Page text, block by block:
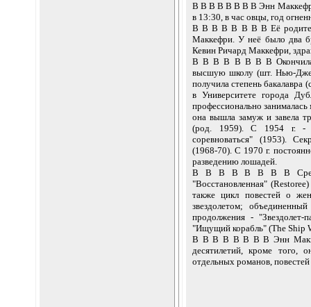
В В В В В В В В Энн Маккефри
в 13:30, в час овцы, год
В В В В В В В В Её
Маккефри. У неё было два
Кевин Ричард Маккефри,
В В В В В В В В Окончила
высшую школу (шт. Нью-
получила степень бакалавра
в Университете города
профессионально
она вышла замуж и завела
(род. 1959). С 1954 г. -
соревноваться" (1953).
(1968-70). С 1970 г.
разведению лошадей.
В В В В В В В В Среди
"Восстановленная"
также цикл повестей о
звездолетом;
продолжения -
"Ищущий корабль" (The Ship
В В В В В В В В Энн
десятилетий, кроме того,
отдельных романов, повестей